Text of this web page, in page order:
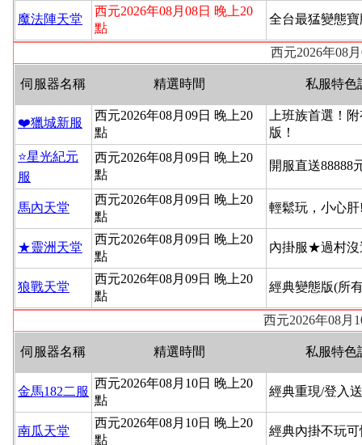
魔法陣天堂
西元2026年08月08日 晚上20
點
全台最猛變態寶
西元2026年08
伺服器名稱 精選時間 私服特色
❤️獵城新服
西元2026年08月09日 晚上20
點
上班族首選！
版！
⭐星光紀元
服
西元2026年08月09日 晚上20
點
開服直送88888
馬內天堂
西元2026年08月09日 晚上20
點
輕鬆玩，小心
★靈洲天堂
西元2026年08月09日 晚上20
點
內掛服★過村
狼戰天堂
西元2026年08月09日 晚上20
點
經典變態版(所
西元2026年08月
伺服器名稱 精選時間 私服特色
金馬182二服
西元2026年08月10日 晚上20
點
經典重現/登入
南瓜天堂
西元2026年08月10日 晚上20
點
經典內掛不玩